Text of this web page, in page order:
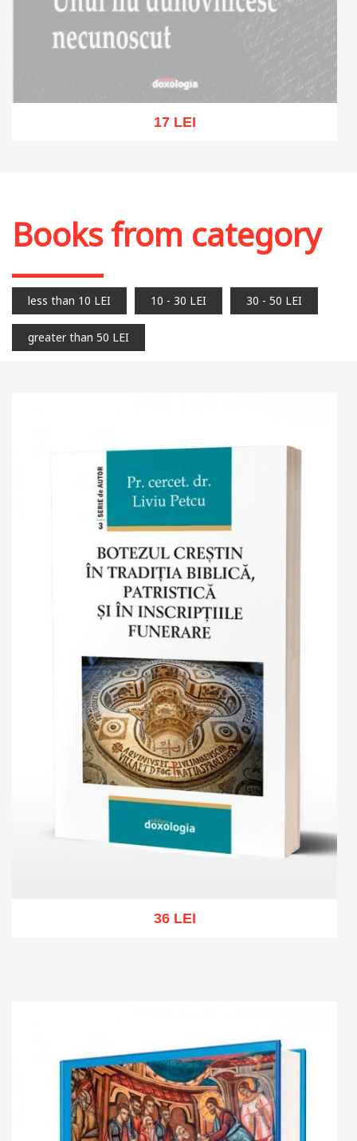
17 LEI
Books from category
less than 10 LEI 10 - 30 LEI 30 - 50 LEI
greater than 50 LEI
36 LEI